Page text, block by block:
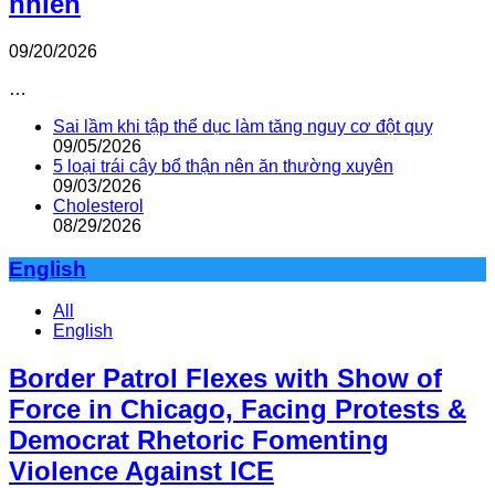
09/20/2026
…
Sai lầm khi tập thể dục làm tăng nguy cơ đột quỵ
09/05/2026
5 loại trái cây bổ thận nên ăn thường xuyên
09/03/2026
Cholesterol
08/29/2026
English
All
English
Border Patrol Flexes with Show of
Force in Chicago, Facing Protests &
Democrat Rhetoric Fomenting
Violence Against ICE